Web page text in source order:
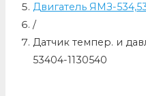
Двигатель ЯМЗ-
/
Датчик темпер. и
53404-1130540